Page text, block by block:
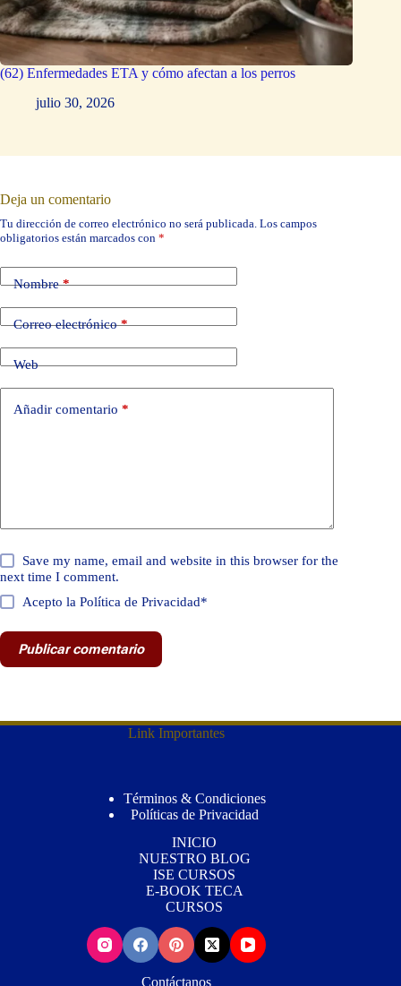
(62) Enfermedades ETA y cómo afectan a los perros
julio 30, 2026
Deja un comentario
Tu dirección de correo electrónico no será publicada. Los campos
obligatorios están marcados con *
Nombre*
Correo electrónico*
Web
Añadir comentario *
Save my name, email and website in this browser for the
next time I comment.
Acepto la Política de Privacidad*
Publicar comentario
Link Importantes
Términos & Condiciones
Políticas de Privacidad
INICIO
NUESTRO BLOG
ISE CURSOS
E-BOOK TECA
CURSOS
Contáctanos